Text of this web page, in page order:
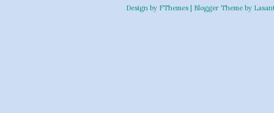
Design by FThemes| Blogger Theme by